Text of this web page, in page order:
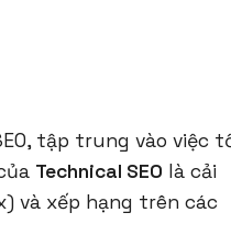
tập trung vào việc
Technical SEO là cải
và xếp hạng trên các